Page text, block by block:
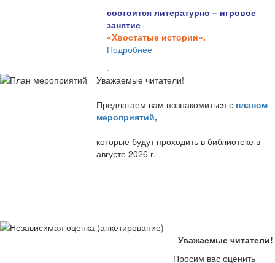
состоится литературно – игровое
занятие
«Хвостатые истории».
Подробнее
.
Уважаемые читатели!
Предлагаем вам познакомиться с планом
мероприятий,
которые будут проходить в библиотеке в
августе 2026 г.
Уважаемые читатели!
Просим вас оценить